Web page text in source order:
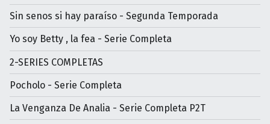
Sin senos si hay paraíso - Segunda Temporada
Yo soy Betty , la fea - Serie Completa
2-SERIES COMPLETAS
Pocholo - Serie Completa
La Venganza De Analia - Serie Completa P2T